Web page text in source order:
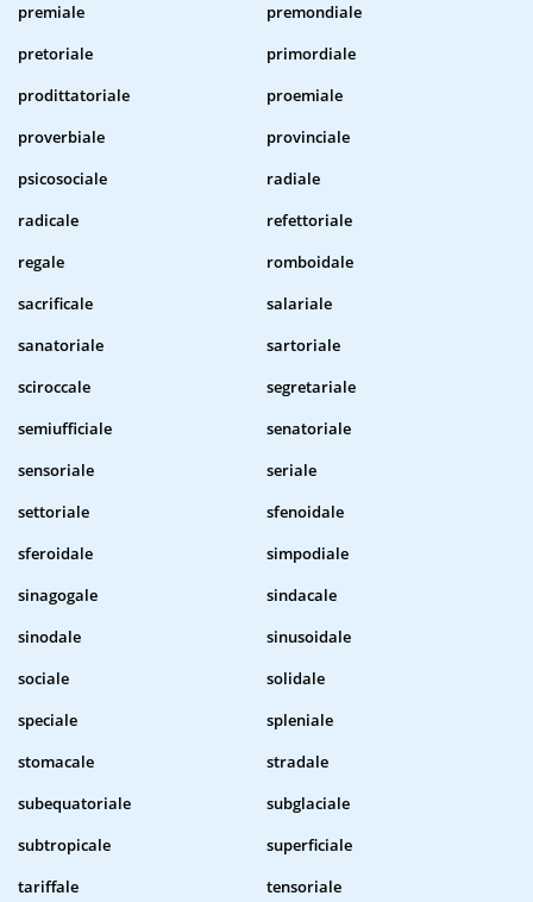
premiale
premondiale
pretoriale
primordiale
prodittatoriale
proemiale
proverbiale
provinciale
psicosociale
radiale
radicale
refettoriale
regale
romboidale
sacrificale
salariale
sanatoriale
sartoriale
sciroccale
segretariale
semiufficiale
senatoriale
sensoriale
seriale
settoriale
sfenoidale
sferoidale
simpodiale
sinagogale
sindacale
sinodale
sinusoidale
sociale
solidale
speciale
spleniale
stomacale
stradale
subequatoriale
subglaciale
subtropicale
superficiale
tariffale
tensoriale